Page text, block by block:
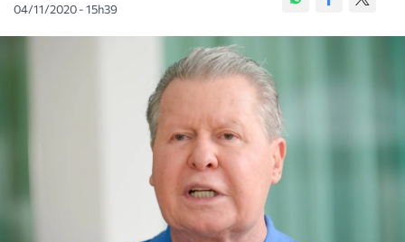
04/11/2020 - 15h39